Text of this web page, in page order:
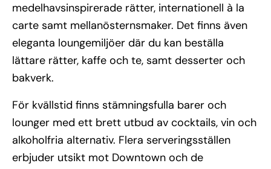
medelhavsinspirerade rätter, internationell à la
carte samt mellanösternsmaker. Det finns även
eleganta loungemiljöer där du kan beställa
lättare rätter, kaffe och te, samt desserter och
bakverk.
För kvällstid finns stämningsfulla barer och
lounger med ett brett utbud av cocktails, vin och
alkoholfria alternativ. Flera serveringsställen
erbjuder utsikt mot Downtown och de